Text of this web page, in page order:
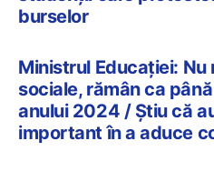
burselor
Ministrul Educației:
sociale, rămân ca
anului 2024 / Știu că
important în a aduce